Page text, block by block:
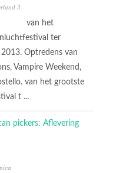
3
van het
ter
Optredens van
Vampire Weekend,
van het grootste
t ...